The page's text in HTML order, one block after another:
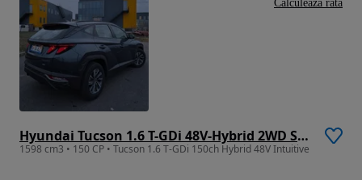
Hyundai Tucson 1.6 T-GDi 48V-Hybrid 2WD Select
1598 cm3 • 150 CP • Tucson 1.6 T-GDi 150ch Hybrid 48V Intuitive
Calculeaza rata